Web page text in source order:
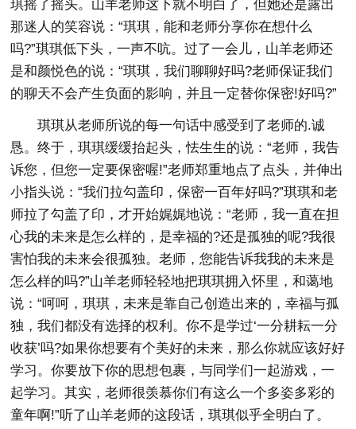
琪摇了摇头。山羊老师这下就不明白了，但她还是露出
那迷人的笑容说：“琪琪，能和老师分享你在想什么
吗?”琪琪低下头，一声不吭。过了一会儿，山羊老师还
是和颜悦色的说：“琪琪，我们聊聊好吗?老师保证我们
的聊天不会产生负面的影响，并且一定替你保密!好吗?”
琪琪从老师所说的每一句话中感受到了老师的.诚
恳。终于，琪琪缓缓抬起头，怯生生的说：“老师，我告
诉您，但您一定要保密喔!”老师郑重地点了点头，并伸出
小指头说：“我们拉勾盖印，保密一百年好吗?”琪琪和老
师拉了勾盖了印，才开始娓娓地说：“老师，我一直在担
心我的未来是怎么样的，是幸福的?还是孤独的呢?我很
害怕我的未来会很孤独。老师，您能告诉我我的未来是
怎么样的吗?”山羊老师轻轻地把琪琪拥入怀里，和蔼地
说：“呵呵，琪琪，未来是靠自己创造出来的，幸福与孤
独，我们都没有选择的权利。你不是学过‘一分耕耘一分
收获’吗?如果你想要有个美好的未来，那么你就应该好好
学习。你要放下你的思想包裹，与同学们一起游戏，一
起学习。其实，老师很羡慕你们有这么一个多姿多彩的
童年啊!”听了山羊老师的这段话，琪琪似乎全明白了。